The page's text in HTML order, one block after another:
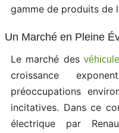
gamme de produits de
Un Marché en Pleine
Le marché des
croissance
préoccupations
incitatives. Dans ce
électrique par